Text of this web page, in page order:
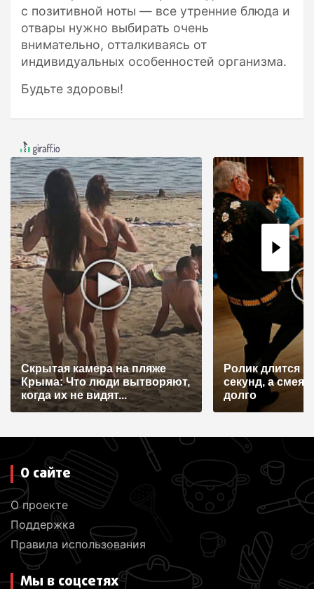
с позитивной ноты — все утренние блюда и
отвары нужно выбирать очень
внимательно, отталкиваясь от
индивидуальных особенностей организма.
Будьте здоровы!
Скрытая камера на пляже
Крыма: Что люди вытворяют,
когда их не видят...
Ролик длится
секунд, а
долго
О сайте
О проекте
Поддержка
Правила использования
Мы в соцсетях